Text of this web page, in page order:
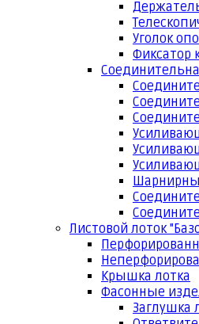
Уголок
Фиксатор
Листовой лоток
Крышка лотка
Фасонные
Заглушка